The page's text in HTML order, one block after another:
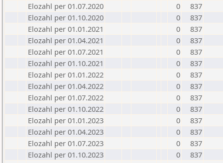
Elozahl per 01.07.2020
0
837
Elozahl per 01.10.2020
0
837
Elozahl per 01.01.2021
0
837
Elozahl per 01.04.2021
0
837
Elozahl per 01.07.2021
0
837
Elozahl per 01.10.2021
0
837
Elozahl per 01.01.2022
0
837
Elozahl per 01.04.2022
0
837
Elozahl per 01.07.2022
0
837
Elozahl per 01.10.2022
0
837
Elozahl per 01.01.2023
0
837
Elozahl per 01.04.2023
0
837
Elozahl per 01.07.2023
0
837
Elozahl per 01.10.2023
0
837